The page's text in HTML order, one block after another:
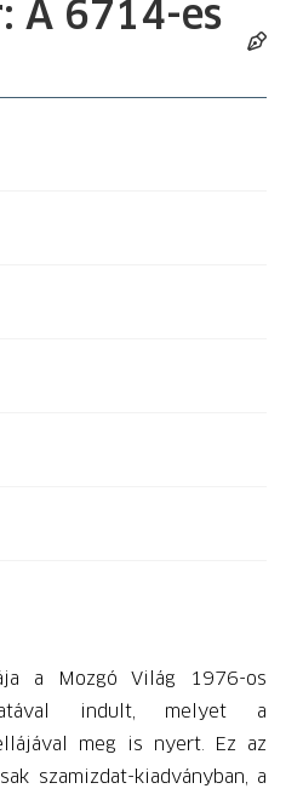
A 6714-es
a Mozgó Világ 1976-os
indult, melyet a
meg is nyert. Ez az
szamizdat-kiadványban, a